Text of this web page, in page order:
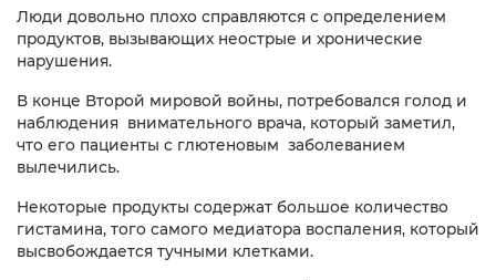
Люди довольно плохо справляются с определением
продуктов, вызывающих неострые и хронические
нарушения.
В конце Второй мировой войны, потребовался голод и
наблюдения внимательного врача, который заметил,
что его пациенты с глютеновым заболеванием
вылечились.
Некоторые продукты содержат большое количество
гистамина, того самого медиатора воспаления, который
высвобождается тучными клетками.